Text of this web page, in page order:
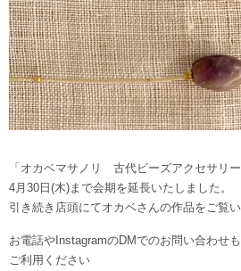
「オカベマサノリ 古代ビーズアクセサリー
4月30日(木)まで会期を延長いたしました。
引き続き店頭にてオカベさんの作品をご覧い
お電話やInstagramのDMでのお問い合わせ
ご利用ください